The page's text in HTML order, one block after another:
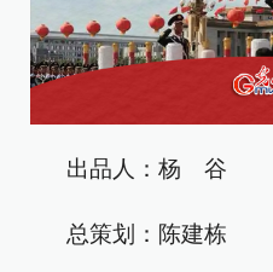
出品人：杨 谷
总策划：陈建栋